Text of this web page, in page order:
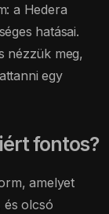
a Hedera
hatásai.
nézzük meg,
egy
fontos?
amelyet
és olcsó